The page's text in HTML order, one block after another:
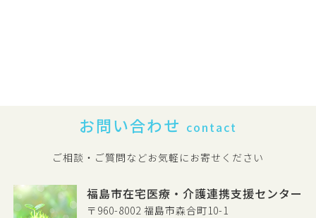
お問い合わせ contact
ご相談・ご質問などお気軽にお寄せください
福島市在宅医療・介護連携支援センター
〒960-8002 福島市森合町10-1